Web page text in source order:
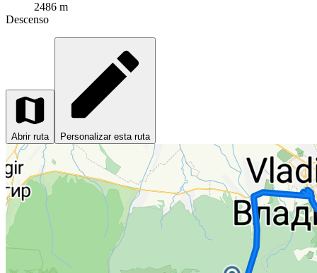
2486 m
Descenso
Abrir ruta Personalizar esta ruta